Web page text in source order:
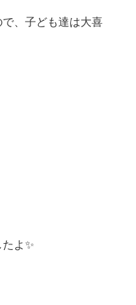
、子ども達は大喜
よ✨